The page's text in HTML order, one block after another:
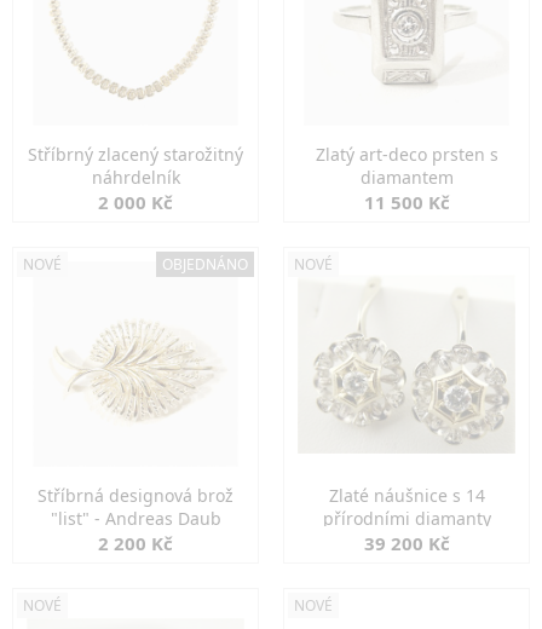
Stříbrný zlacený starožitný
náhrdelník
2 000 Kč
Zlatý art-deco prsten s
diamantem
11 500 Kč
NOVÉ OBJEDNÁNO
Stříbrná designová brož
"list" - Andreas Daub
2 200 Kč
NOVÉ
Zlaté náušnice s 14
přírodními diamanty
39 200 Kč
NOVÉ NOVÉ